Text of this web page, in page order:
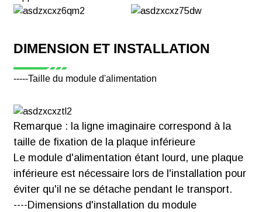
DIMENSION ET INSTALLATION
-----Taille du module d'alimentation
Remarque : la ligne imaginaire correspond à la
taille de fixation de la plaque inférieure
Le module d'alimentation étant lourd, une plaque
inférieure est nécessaire lors de l'installation pour
éviter qu'il ne se détache pendant le transport.
----Dimensions d'installation du module